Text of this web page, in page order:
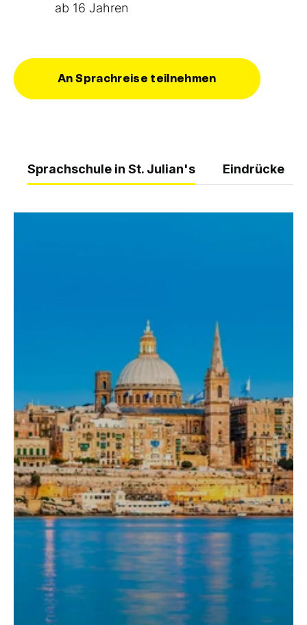
ab 16 Jahren
An Sprachreise teilnehmen
Sprachschule in St. Julian's Eindrücke